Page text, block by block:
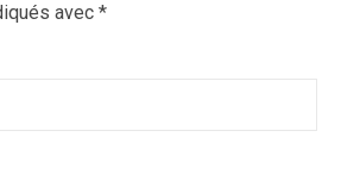
avec *